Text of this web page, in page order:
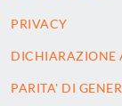
PRIVACY
DICHIARAZIONE
PARITA' DI